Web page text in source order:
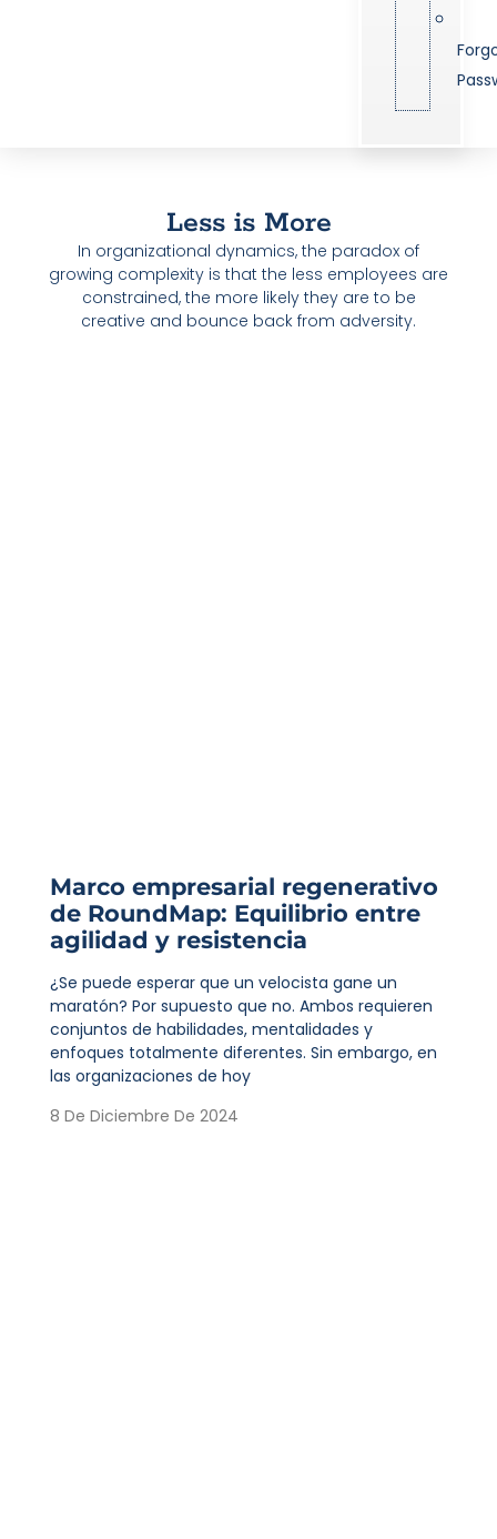
Less is More
In organizational dynamics, the paradox of
growing complexity is that the less employees are
constrained, the more likely they are to be
creative and bounce back from adversity.
Marco empresarial regenerativo
de RoundMap: Equilibrio entre
agilidad y resistencia
¿Se puede esperar que un velocista gane un
maratón? Por supuesto que no. Ambos requieren
conjuntos de habilidades, mentalidades y
enfoques totalmente diferentes. Sin embargo, en
las organizaciones de hoy
8 De Diciembre De 2024